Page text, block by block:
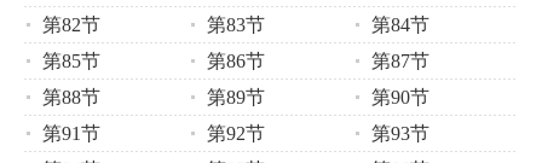
第82节
第83节
第84节
第85节
第86节
第87节
第88节
第89节
第90节
第91节
第92节
第93节